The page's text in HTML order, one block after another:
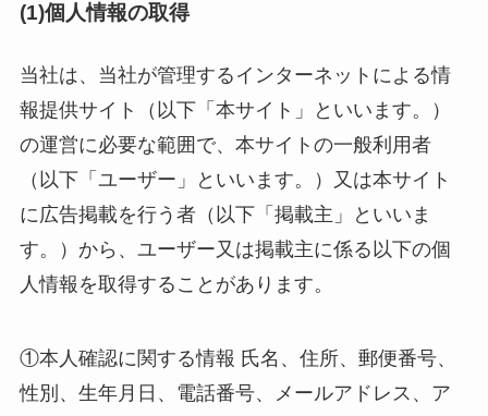
(1)個人情報の取得
当社は、当社が管理するインターネットによる情
報提供サイト（以下「本サイト」といいます。）
の運営に必要な範囲で、本サイトの一般利用者
（以下「ユーザー」といいます。）又は本サイト
に広告掲載を行う者（以下「掲載主」といいま
す。）から、ユーザー又は掲載主に係る以下の個
人情報を取得することがあります。
①本人確認に関する情報 氏名、住所、郵便番号、
性別、生年月日、電話番号、メールアドレス、ア